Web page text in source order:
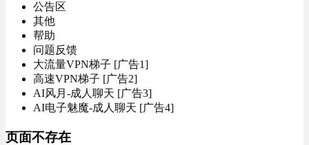
公告区
其他
帮助
问题反馈
大流量VPN梯子 [广告1]
高速VPN梯子 [广告2]
AI风月-成人聊天 [广告3]
AI电子魅魔-成人聊天 [广告4]
页面不存在